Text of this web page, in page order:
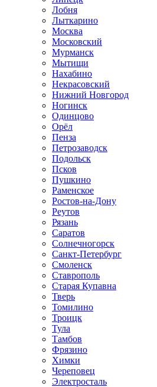
Лобня
Лыткарино
Москва
Московский
Мурманск
Мытищи
Нахабино
Некрасовский
Нижний Новгород
Ногинск
Одинцово
Орёл
Пенза
Петрозаводск
Подольск
Псков
Пушкино
Раменское
Ростов-на-Дону
Реутов
Рязань
Саратов
Солнечногорск
Санкт-Петербург
Смоленск
Ставрополь
Старая Купавна
Тверь
Томилино
Троицк
Тула
Тамбов
Фрязино
Химки
Череповец
Электросталь